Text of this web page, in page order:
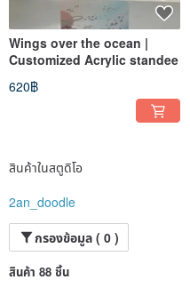
Wings over the ocean |
Customized Acrylic standee
620฿
สินค้าในสตูดิโอ
2an_doodle
กรองข้อมูล ( 0 )
สินค้า 88 ชิ้น